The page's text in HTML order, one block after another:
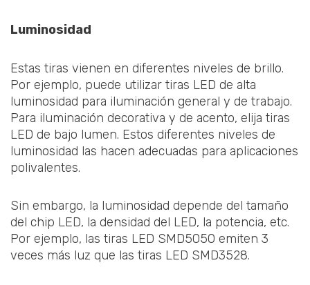
Luminosidad
Estas tiras vienen en diferentes niveles de brillo.
Por ejemplo, puede utilizar tiras LED de alta
luminosidad para iluminación general y de trabajo.
Para iluminación decorativa y de acento, elija tiras
LED de bajo lumen. Estos diferentes niveles de
luminosidad las hacen adecuadas para aplicaciones
polivalentes.
Sin embargo, la luminosidad depende del tamaño
del chip LED, la densidad del LED, la potencia, etc.
Por ejemplo, las tiras LED SMD5050 emiten 3
veces más luz que las tiras LED SMD3528.